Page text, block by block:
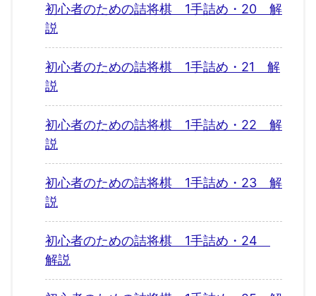
初心者のための詰将棋 1手詰め・20 解
説
初心者のための詰将棋 1手詰め・21 解
説
初心者のための詰将棋 1手詰め・22 解
説
初心者のための詰将棋 1手詰め・23 解
説
初心者のための詰将棋 1手詰め・24
解説